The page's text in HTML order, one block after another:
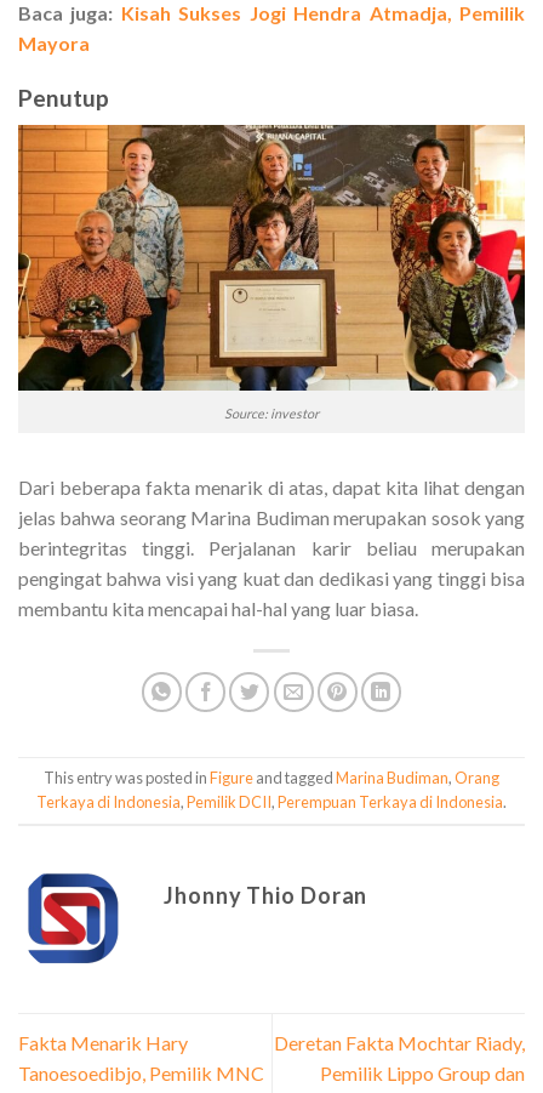
Baca juga: Kisah Sukses Jogi Hendra Atmadja, Pemilik
Mayora
Penutup
Source: investor
Dari beberapa fakta menarik di atas, dapat kita lihat dengan
jelas bahwa seorang Marina Budiman merupakan sosok yang
berintegritas tinggi. Perjalanan karir beliau merupakan
pengingat bahwa visi yang kuat dan dedikasi yang tinggi bisa
membantu kita mencapai hal-hal yang luar biasa.
This entry was posted inFigureand taggedMarina Budiman,Orang
Terkaya di Indonesia,Pemilik DCII,Perempuan Terkaya di Indonesia.
Jhonny Thio Doran
Fakta Menarik Hary
Tanoesoedibjo, Pemilik MNC
Deretan Fakta Mochtar Riady,
Pemilik Lippo Group dan